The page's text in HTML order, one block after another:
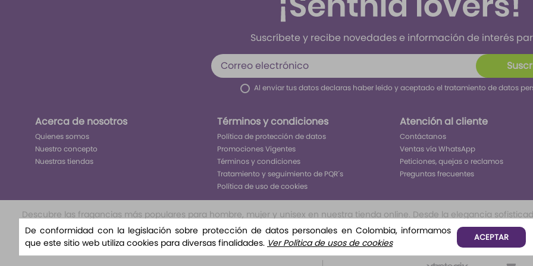
Suscríbete y recibe novedades e información de interés
Al enviar tus datos declaras haber leído y aceptado el tratamiento de datos
Acerca de nosotros
Quienes somos
Nuestro concepto
Nuestras tiendas
Términos y condiciones
Política de protección de datos
Promociones Vigentes
Términos y condiciones
Tratamiento y seguimiento de PQR´s
Política de uso de cookies
Atención al cliente
Contáctanos
Ventas vía WhatsApp
Peticiones, quejas o reclamos
Preguntas frecuentes
Descubre las fragancias más populares para hombre, mujer y unisex en nuestra tienda online. Desde la elegancia
nuestra selección exclusiva te llevará a un viaje olfativo inolvidable. Encuentra tu aroma perfecto para cada ocasión,
nuestra variedad de aromas florales, amaderado, o frutales te permitirá tener todo lo que buscar para ser el
De conformidad con la legislación sobre protección de datos personales en Colombia, informamos
que este sitio web utiliza cookies para diversas finalidades. Ver Política de usos de cookies ACEPTAR